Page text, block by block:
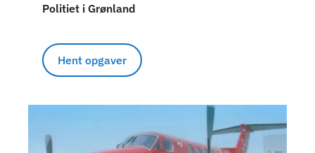
Politiet i Grønland
Hent opgaver